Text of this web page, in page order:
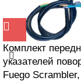
Комплект
указателей
Fuego